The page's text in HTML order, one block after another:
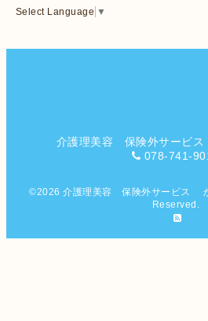
Select Language ▼
介護理美容 保険外サービ
078-741-
©2026介護理美容 保険外サービス
Reserved.